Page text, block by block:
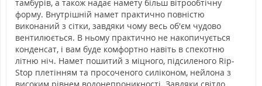
тамбурів, а також надає намету більш вітрообтічну
форму. Внутрішній намет практично повністю
виконаний з сітки, завдяки чому весь об'єм чудово
вентилюється. В ньому практично не накопичується
конденсат, і вам буде комфортно навіть в спекотню
літню ніч. Намет пошитий з міцного, підсиленого Rip-
Stop плетінням та просоченого силіконом, нейлона з